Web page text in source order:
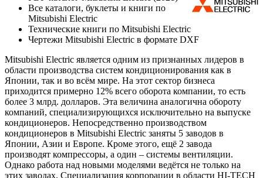
Все каталоги, буклеты и книги по
Mitsubishi Electric
Технические книги по Mitsubishi Electric
Чертежи Mitsubishi Electric в формате DXF
Mitsubishi Electric является одним из признанных лидеров в
области производства систем кондиционирования как в
Японии, так и во всём мире. На этот сектор бизнеса
приходится примерно 12% всего оборота компании, то есть
более 3 млрд. долларов. Эта величина аналогична обороту
компаний, специализирующихся исключительно на выпуске
кондиционеров. Непосредственно производством
кондиционеров в Mitsubishi Electric заняты 5 заводов в
Японии, Азии и Европе. Кроме этого, ещё 2 завода
производят компрессоры, а один – системы вентиляции.
Однако работа над новыми моделями ведётся не только на
этих заводах. Специализация корпорации в области HI-TECH